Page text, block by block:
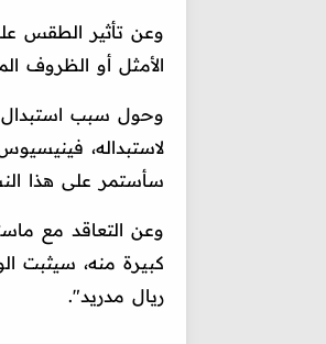
وعن تأثير الطقس
الأمثل أو الظروف
وحول سبب استبدال
لاستبداله،
سأستمر على هذا
وعن التعاقد مع
ريال مدريد".